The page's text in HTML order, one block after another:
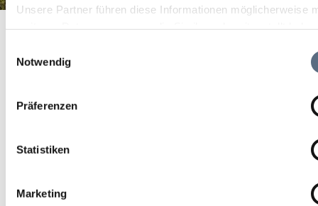
Unsere Partner führen diese Informationen möglicherweise
Notwendig
Präferenzen
Statistiken
Marketing
Tourist Information im Stadtmuseum Bad Tölz
Tourist Information im